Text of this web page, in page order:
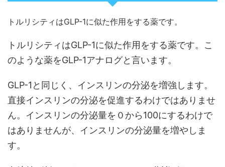
トルリシティはGLP-1に似た作用をする薬です。
トルリシティはGLP-1に似た作用をする薬です。こ
のような薬をGLP-1アナログと言います。
GLP-1と同じく、インスリンの分泌を増強します。
直接インスリンの分泌を促進するわけではありませ
ん。インスリンの分泌量を０から100にするわけで
はありませんが、インスリンの分泌量を増やしま
す。